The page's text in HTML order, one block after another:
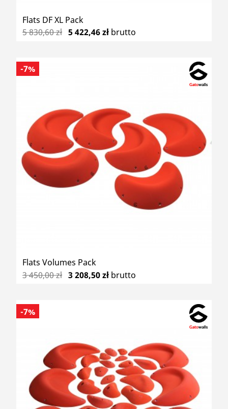
Flats DF XL Pack
5 830,60 zł 5 422,46 zł brutto
Flats Volumes Pack
3 450,00 zł 3 208,50 zł brutto
-7%
-7%